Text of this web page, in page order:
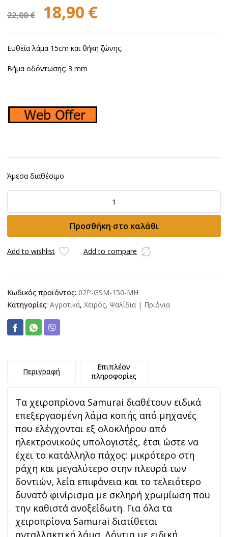
22,00€ Original
price
was:
22,00 €.
18,90 €Η
τιμή
είναι:
Ευθεία λάμα 15cm και θήκη ζώνης.
Βήμα οδόντωσης: 3 mm
Άμεσα διαθέσιμο
SAMURAI
150-
MH
Προσθήκη στο καλάθι
Add to wishlist Add to compare
Κωδικός προϊόντος: 02P-GSM-150-MH
Κατηγορίες: Αγροτικά, Χειρός, Ψαλίδια | Πριόνια
Περιγραφή
Επιπλέον
πληροφορίες
Τα χειροπρίονα Samurai διαθέτουν ειδικά
επεξεργασμένη λάμα κοπής από μηχανές
που ελέγχονται εξ ολοκλήρου από
ηλεκτρονικούς υπολογιστές, έτσι ώστε να
έχει το κατάλληλο πάχος: μικρότερο στη
ράχη και μεγαλύτερο στην πλευρά των
δοντιών, λεία επιφάνεια και το τελειότερο
δυνατό φινίρισμα με σκληρή χρωμίωση που
την καθιστά ανοξείδωτη. Για όλα τα
χειροπρίονα Samurai διατίθεται
ανταλλακτική λάμα. Δόντια με ειδική